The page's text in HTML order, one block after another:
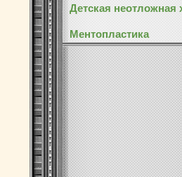
Детская неотложная
Ментопластика